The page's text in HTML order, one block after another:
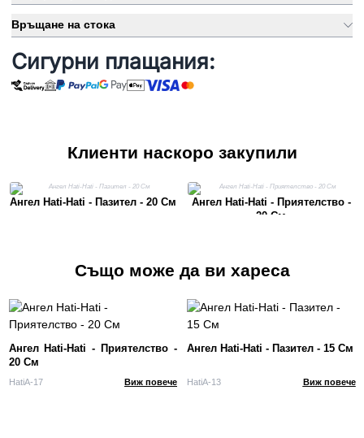
Връщане на стока
Сигурни плащания:
Клиенти наскоро закупили
Ангел Hati-Hati - Пазител - 20 См
Ангел Hati-Hati - Приятелство -
20 См
Също може да ви хареса
Ангел Hati-Hati - Приятелство -
20 См
HatiA-17 Виж повече
Ангел Hati-Hati - Пазител - 15 См
HatiA-13 Виж повече